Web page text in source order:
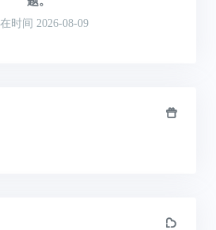
时间 2026-08-09